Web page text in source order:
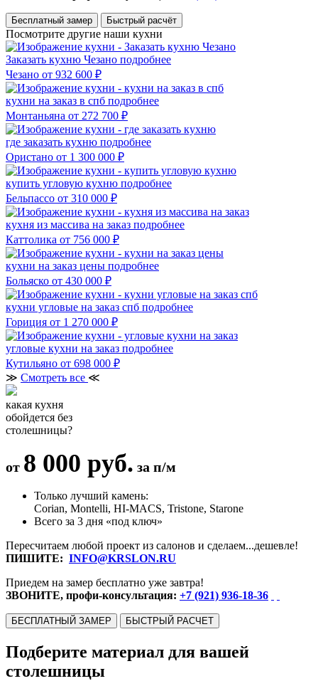
Бесплатный замер Быстрый расчёт
Посмотрите другие наши кухни
Заказать кухню Чезано подробнее
Чезано от 932 600 ₽
кухни на заказ в спб подробнее
Монтаньяна от 272 700 ₽
где заказать кухню подробнее
Ористано от 1 300 000 ₽
купить угловую кухню подробнее
Бельпассо от 310 000 ₽
кухня из массива на заказ подробнее
Каттолика от 756 000 ₽
кухни на заказ цены подробнее
Больяско от 430 000 ₽
кухни угловые на заказ спб подробнее
Гориция от 1 270 000 ₽
угловые кухни на заказ подробнее
Кутильяно от 698 000 ₽
≫ Смотреть все ≪
какая кухня
обойдется без
столешницы?
от 8 000 руб. за п/м
Только лучший камень:
Corian, Montelli, HI-MACS, Tristone, Starone
Всего за 3 дня «под ключ»
Пересчитаем любой проект из салонов и сделаем...дешевле!
ПИШИТЕ: INFO@KRSLON.RU
Приедем на замер бесплатно уже завтра!
ЗВОНИТЕ, профи-консультация: +7 (921) 936-18-36
БЕСПЛАТНЫЙ ЗАМЕР БЫСТРЫЙ РАСЧЕТ
Подберите материал для вашей
столешницы